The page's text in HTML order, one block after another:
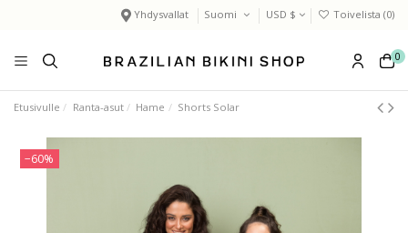
Yhdysvallat Suomi USD $ Toivelista (0)
0
Etusivulle Ranta-asut Hame Shorts Solar
−60%